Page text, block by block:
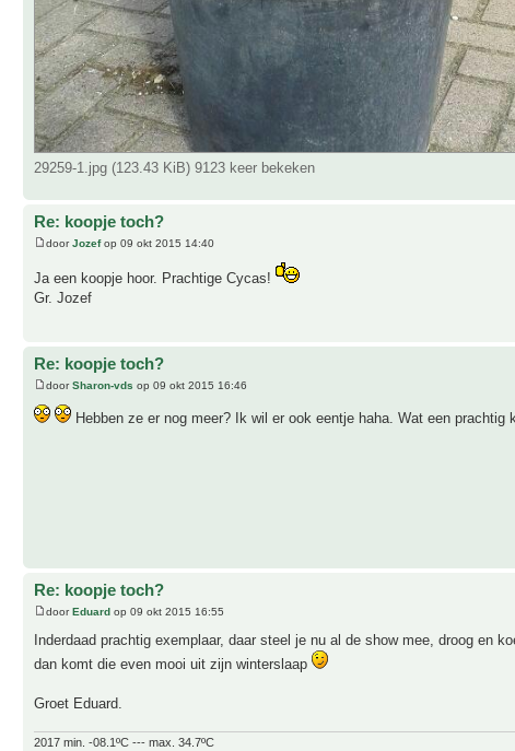
29259-1.jpg (123.43 KiB) 9123 keer bekeken
Re: koopje toch?
doorJozefop 09 okt 2015 14:40
Ja een koopje hoor. Prachtige Cycas!
Gr. Jozef
Re: koopje toch?
doorSharon-vds op 09 okt 2015 16:46
Hebben ze er nog meer? Ik wil er ook eentje haha. Wat een prachtig
Re: koopje toch?
doorEduard op 09 okt 2015 16:55
Inderdaad prachtig exemplaar, daar steel je nu al de show mee, droog en
dan komt die even mooi uit zijn winterslaap
Groet Eduard.
2017 min. -08.1ºC --- max. 34.7ºC